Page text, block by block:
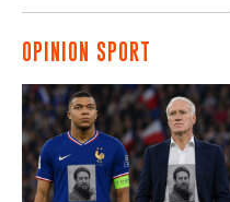
OPINION SPORT